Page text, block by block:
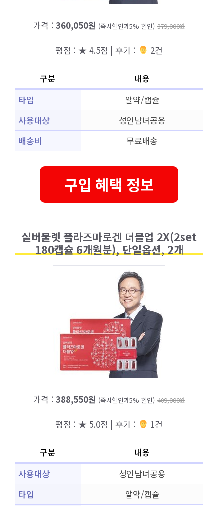
가격 : 360,050원 (즉시할인가5% 할인) 379,000원
평점 : ★ 4.5점 | 후기 : ‍‍ 2건
구분
내용
타입
알약/캡슐
사용대상
성인남녀공용
배송비
무료배송
구입 혜택 정보
실버불렛 플라즈마로겐 더블업 2X(2set
180캡슐 6개월분), 단일옵션, 2개
가격 : 388,550원 (즉시할인가5% 할인) 409,000원
평점 : ★ 5.0점 | 후기 : 1건
구분
내용
사용대상
성인남녀공용
타입
알약/캡슐